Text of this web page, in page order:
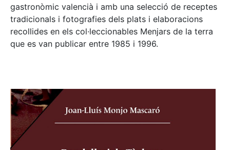
gastronòmic valencià i amb una selecció de receptes
tradicionals i fotografies dels plats i elaboracions
recollides en els col·leccionables Menjars de la terra
que es van publicar entre 1985 i 1996.